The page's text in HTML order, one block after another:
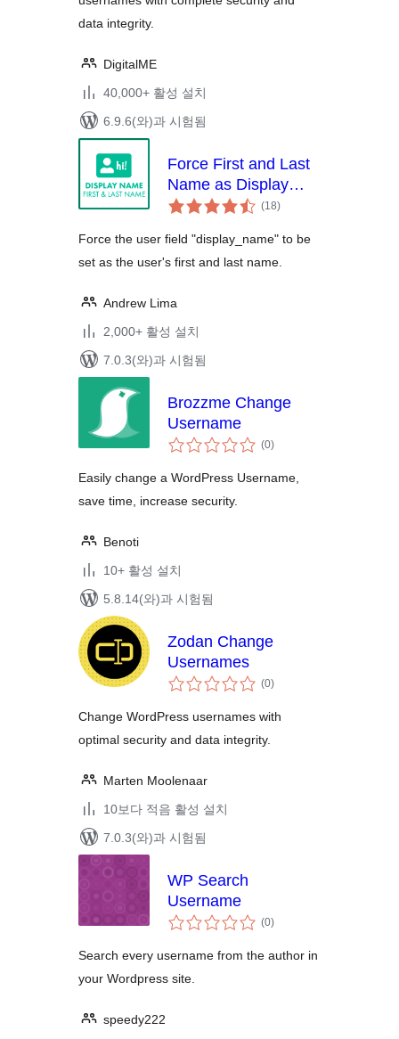
data integrity.
DigitalME
40,000+ 활성 설치
6.9.6(와)과 시험됨
Force First and Last
Name as Display
Name
(18전
체
점
)
Force the user field "display_name" to be
set as the user's first and last name.
Andrew Lima
2,000+ 활성 설치
7.0.3(와)과 시험됨
Brozzme Change
Username
(0전
체)
Easily change a WordPress Username,
save time, increase security.
Benoti
10+ 활성 설치
5.8.14(와)과 시험됨
Zodan Change
Usernames
(0전
체
점
)
Change WordPress usernames with
optimal security and data integrity.
Marten Moolenaar
10보다 적음 활성 설치
7.0.3(와)과 시험됨
WP Search
Username
(0전
체)
Search every username from the author in
your Wordpress site.
speedy222